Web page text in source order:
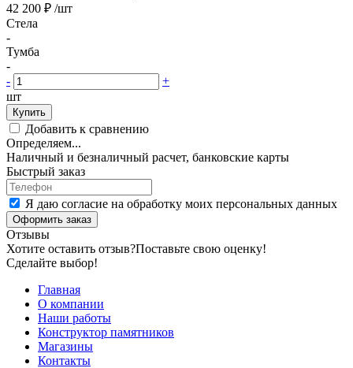
42 200 ₽ /шт
Стела
-
Тумба
-
-
+
шт
Купить
Добавить к сравнению
Определяем...
Наличный и безналичный расчет, банковские карты
Быстрый заказ
Я даю согласие на обработку моих персональных данных
Оформить заказ
Отзывы
Хотите оставить отзыв?Поставьте свою оценку!
Сделайте выбор!
Главная
О компании
Наши работы
Конструктор памятников
Магазины
Контакты